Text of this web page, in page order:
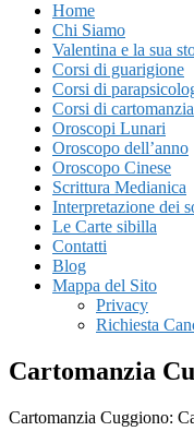
Home
Chi Siamo
Valentina e la sua
Corsi di guarigione
Corsi di
Corsi di cartomanzia
Oroscopi Lunari
Oroscopo dell’anno
Oroscopo Cinese
Scrittura Medianica
Interpretazione dei
Le Carte sibilla
Contatti
Blog
Mappa del Sito
Privacy
Richiesta
Cartomanzia
Cartomanzia Cuggiono: